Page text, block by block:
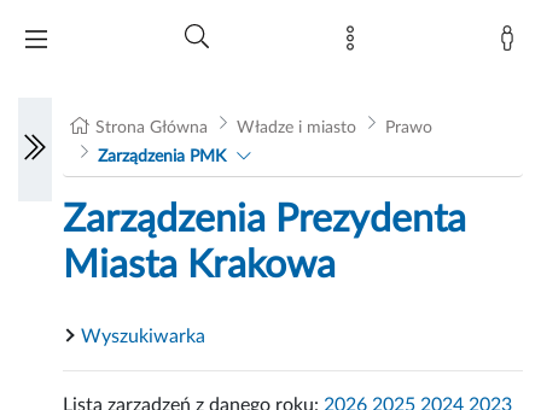
Strona Główna Władze i miasto
Prawo
Zarządzenia PMK
Zarządzenia Prezydenta
Miasta Krakowa
Wyszukiwarka
Lista zarządzeń z danego roku: 2026 2025 2024 2023